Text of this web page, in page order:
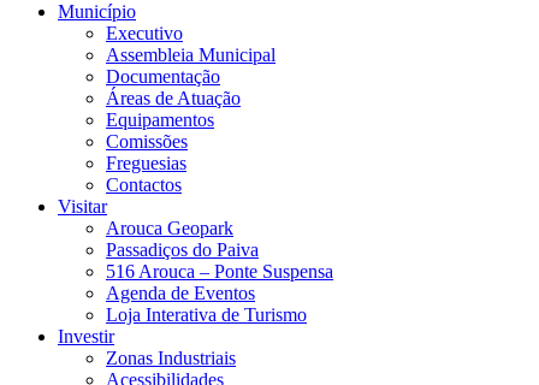
Município
Executivo
Assembleia Municipal
Documentação
Áreas de Atuação
Equipamentos
Comissões
Freguesias
Contactos
Visitar
Arouca Geopark
Passadiços do Paiva
516 Arouca – Ponte Suspensa
Agenda de Eventos
Loja Interativa de Turismo
Investir
Zonas Industriais
Acessibilidades